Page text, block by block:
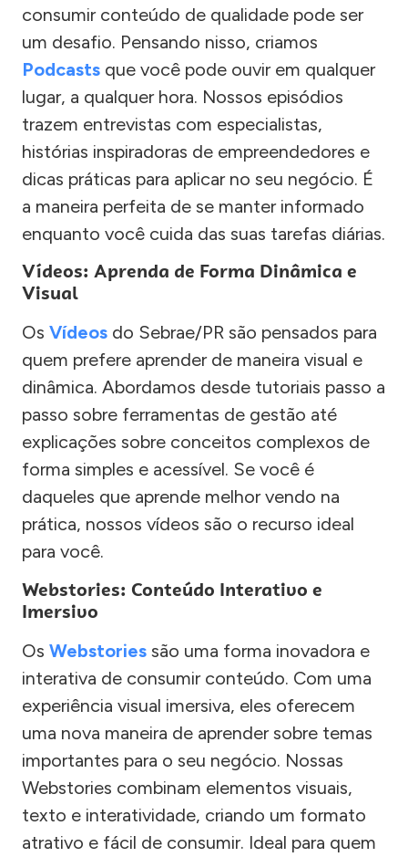
consumir conteúdo de qualidade pode ser
um desafio. Pensando nisso, criamos
Podcasts que você pode ouvir em qualquer
lugar, a qualquer hora. Nossos episódios
trazem entrevistas com especialistas,
histórias inspiradoras de empreendedores e
dicas práticas para aplicar no seu negócio. É
a maneira perfeita de se manter informado
enquanto você cuida das suas tarefas diárias.
Vídeos: Aprenda de Forma Dinâmica e
Visual
Os Vídeos do Sebrae/PR são pensados para
quem prefere aprender de maneira visual e
dinâmica. Abordamos desde tutoriais passo a
passo sobre ferramentas de gestão até
explicações sobre conceitos complexos de
forma simples e acessível. Se você é
daqueles que aprende melhor vendo na
prática, nossos vídeos são o recurso ideal
para você.
Webstories: Conteúdo Interativo e
Imersivo
Os Webstories são uma forma inovadora e
interativa de consumir conteúdo. Com uma
experiência visual imersiva, eles oferecem
uma nova maneira de aprender sobre temas
importantes para o seu negócio. Nossas
Webstories combinam elementos visuais,
texto e interatividade, criando um formato
atrativo e fácil de consumir. Ideal para quem